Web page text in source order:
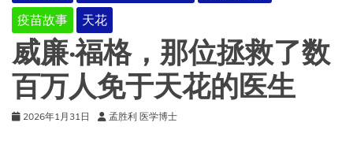
的
重
演
疫苗故事
天花
威廉·福格，那位拯救了数
百万人免于天花的医生
2026年1月31日 孟胜利 医学博士